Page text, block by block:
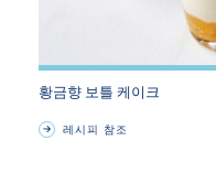
황금향 보틀 케이크
레시피 참조